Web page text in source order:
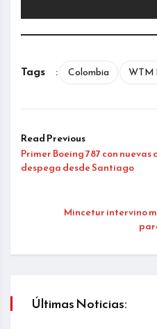
Tags : Colombia WTM
Read Previous
Primer Boeing 787 con
despega desde Santiago
Mincetur intervino
Últimas Noticias: